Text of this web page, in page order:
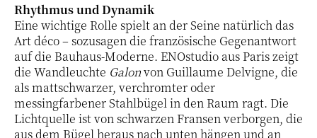
Rhythmus und Dynamik
Eine wichtige Rolle spielt an der Seine natürlich das
Art déco – sozusagen die französische Gegenantwort
auf die Bauhaus-Moderne. ENOstudio aus Paris zeigt
die Wandleuchte Galonvon Guillaume Delvigne, die
als mattschwarzer, verchromter oder
messingfarbener Stahlbügel in den Raum ragt. Die
Lichtquelle ist von schwarzen Fransen verborgen, die
aus dem Bügel heraus nach unten hängen und an